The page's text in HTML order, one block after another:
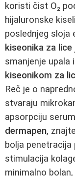
koristi čist O₂
hijaluronske
poslednjeg sloja
kiseonika za lice
smanjenje upala
kiseonikom za
Reč je o
stvaraju
apsorpciju
dermapen,
bolja penetracija
stimulacija
minimalno